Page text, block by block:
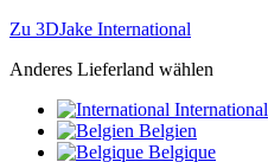
Zu 3DJake International
Anderes Lieferland wählen
International
Belgien
Belgique